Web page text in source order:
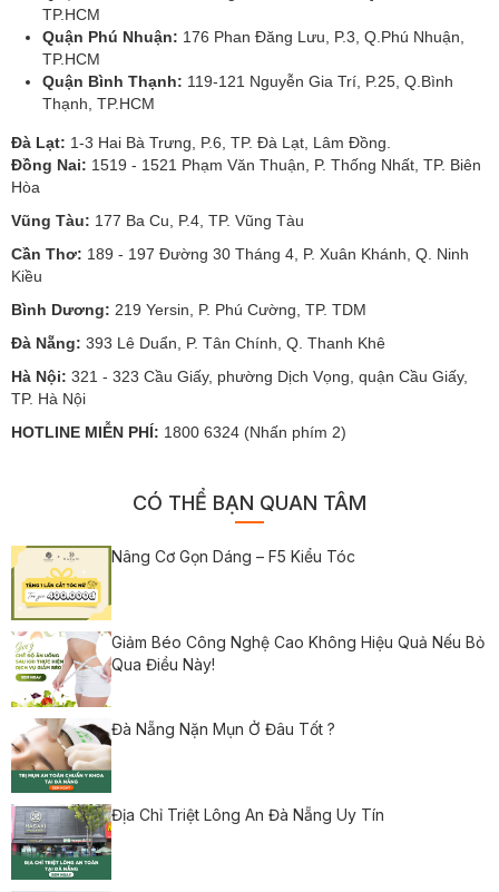
TP.HCM
Quận Phú Nhuận: 176 Phan Đăng Lưu, P.3, Q.Phú Nhuận,
TP.HCM
Quận Bình Thạnh: 119-121 Nguyễn Gia Trí, P.25, Q.Bình
Thạnh, TP.HCM
Đà Lạt: 1-3 Hai Bà Trưng, P.6, TP. Đà Lạt, Lâm Đồng.
Đồng Nai: 1519 - 1521 Phạm Văn Thuận, P. Thống Nhất, TP. Biên
Hòa
Vũng Tàu: 177 Ba Cu, P.4, TP. Vũng Tàu
Cần Thơ: 189 - 197 Đường 30 Tháng 4, P. Xuân Khánh, Q. Ninh
Kiều
Bình Dương: 219 Yersin, P. Phú Cường, TP. TDM
Đà Nẵng: 393 Lê Duẩn, P. Tân Chính, Q. Thanh Khê
Hà Nội: 321 - 323 Cầu Giấy, phường Dịch Vọng, quận Cầu Giấy,
TP. Hà Nội
HOTLINE MIỄN PHÍ: 1800 6324 (Nhấn phím 2)
CÓ THỂ BẠN QUAN TÂM
Nâng Cơ Gọn Dáng – F5 Kiểu Tóc
Giảm Béo Công Nghệ Cao Không Hiệu Quả Nếu Bỏ
Qua Điều Này!
Đà Nẵng Nặn Mụn Ở Đâu Tốt ?
Địa Chỉ Triệt Lông An Đà Nẵng Uy Tín